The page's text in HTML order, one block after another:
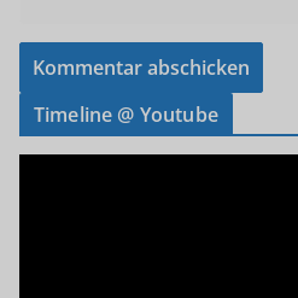
Timeline @ Youtube